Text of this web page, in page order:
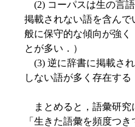
(2) コーパスは生の言
掲載されない語を含ん
般に保守的な傾向が強く
とが多い．）
(3) 逆に辞書に掲載さ
しない語が多く存在する
まとめると，語彙研究
「生きた語彙を頻度つ